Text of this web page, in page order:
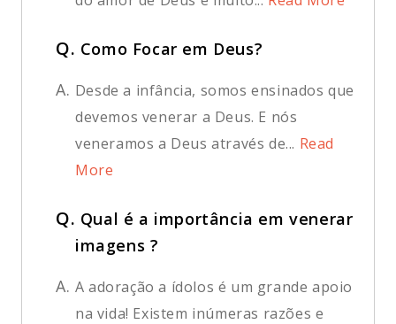
Q. Como Focar em Deus?
A. Desde a infância, somos ensinados que
devemos venerar a Deus. E nós
veneramos a Deus através de... Read
More
Q. Qual é a importância em venerar
imagens ?
A. A adoração a ídolos é um grande apoio
na vida! Existem inúmeras razões e